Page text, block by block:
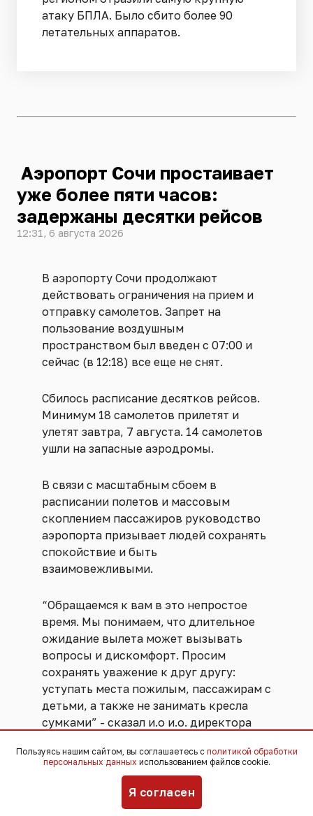
атаку БПЛА. Было сбито более 90
летательных аппаратов.
Аэропорт Сочи простаивает
уже более пяти часов:
задержаны десятки рейсов
12:31, 6 августа 2026
В аэропорту Сочи продолжают
действовать ограничения на прием и
отправку самолетов. Запрет на
пользование воздушным
пространством был введен с 07:00 и
сейчас (в 12:18) все еще не снят.
Сбилось расписание десятков рейсов.
Минимум 18 самолетов прилетят и
улетят завтра, 7 августа. 14 самолетов
ушли на запасные аэродромы.
В связи с масштабным сбоем в
расписании полетов и массовым
скоплением пассажиров руководство
аэропорта призывает людей сохранять
спокойствие и быть
взаимовежливыми.
“Обращаемся к вам в это непростое
время. Мы понимаем, что длительное
ожидание вылета может вызывать
вопросы и дискомфорт. Просим
сохранять уважение к друг другу:
уступать места пожилым, пассажирам с
детьми, а также не занимать кресла
сумками” - сказал и.о и.о. директора
Он также сообщил, что дополнительно
в залах ожидания установили 320 мест
для сидения и выдали более 200
Пользуясь нашим сайтом, вы соглашаетесь с политикой обработки
персональных данных использованием файлов cookie.
Я согласен